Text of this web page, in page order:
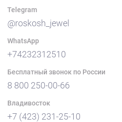
Telegram
@roskosh_jewel
WhatsApp
+74232312510
Бесплатный звонок по России
8 800 250-00-66
Владивосток
+7 (423) 231-25-10